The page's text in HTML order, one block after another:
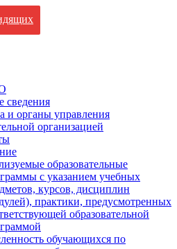
сведения
и органы управления
организацией
образовательные
с указанием учебных
курсов, дисциплин
практики, предусмотренных
образовательной
обучающихся по